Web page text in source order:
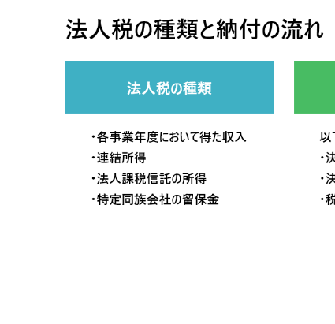
③税務申告と納税